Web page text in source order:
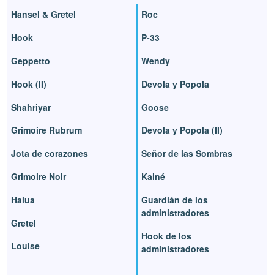
Hansel & Gretel
Hook
Geppetto
Hook (II)
Shahriyar
Grimoire Rubrum
Jota de corazones
Grimoire Noir
Halua
Gretel
Louise
Roc
P-33
Wendy
Devola y Popola
Goose
Devola y Popola (II)
Señor de las Sombras
Kainé
Guardián de los
administradores
Hook de los
administradores